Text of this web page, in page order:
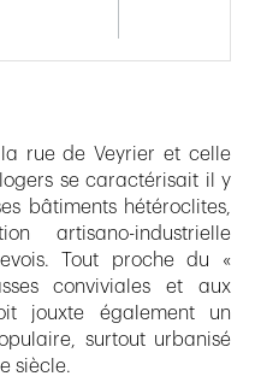
rue de Veyrier et celle
se caractérisait il y
bâtiments hétéroclites,
artisano-industrielle
Tout proche du «
conviviales et aux
jouxte également un
surtout urbanisé
siècle.